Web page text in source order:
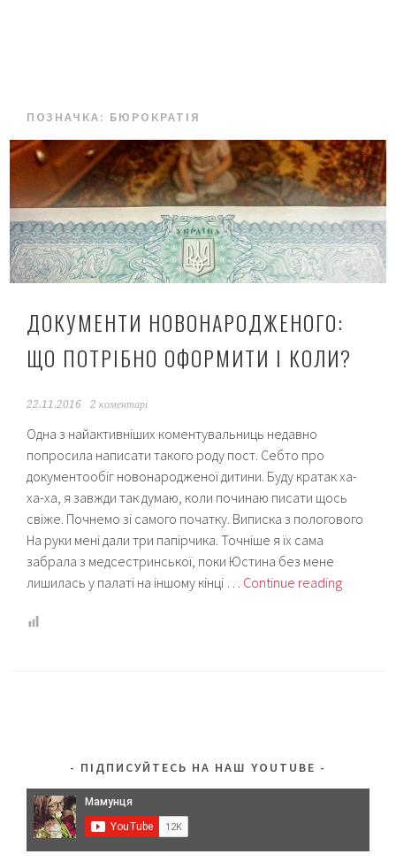
ПОЗНАЧКА: БЮРОКРАТІЯ
ДОКУМЕНТИ НОВОНАРОДЖЕНОГО:
ЩО ПОТРІБНО ОФОРМИТИ І КОЛИ?
22.11.2016 2 коментарі
Одна з найактивніших коментувальниць недавно
попросила написати такого роду пост. Себто про
документообіг новонародженої дитини. Буду кратак ха-
ха-ха, я завжди так думаю, коли починаю писати щось
свіже. Почнемо зі самого початку. Виписка з пологового
На руки мені дали три папірчика. Точніше я їх сама
забрала з медсестринської, поки Юстина без мене
лишилась у палаті на іншому кінці … Continue reading
ПІДПИСУЙТЕСЬ НА НАШ YOUTUBE